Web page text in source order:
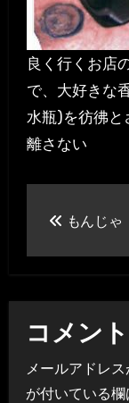
良く行くお店
で、大好きな
水瓶)を彷彿と
離さない
ビ
ゲ
ー
もんじゃ
コメン
メールアドレス
が付いている